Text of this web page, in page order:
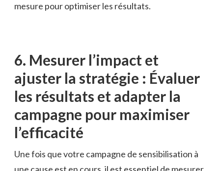
mesure pour optimiser les résultats.
6. Mesurer l’impact et
ajuster la stratégie :⁣ Évaluer
les⁢ résultats et adapter⁣ la
campagne pour maximiser​
l’efficacité
Une fois que votre campagne ‌de sensibilisation à